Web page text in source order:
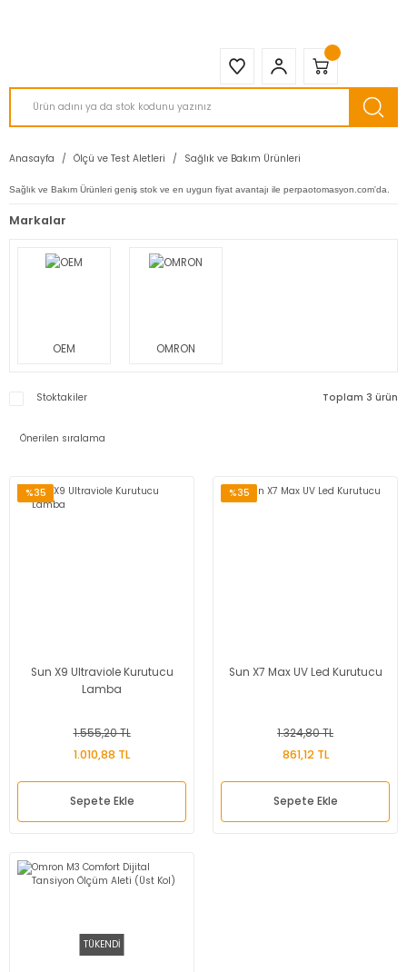
Anasayfa Ölçü ve Test Aletleri Sağlık ve Bakım Ürünleri
Sağlık ve Bakım Ürünleri geniş stok ve en uygun fiyat avantajı ile perpaotomasyon.com'da.
Markalar
OEM OMRON
Stoktakiler Toplam 3 ürün
%35
Sun X9 Ultraviole Kurutucu
Lamba
1.555,20 TL
1.010,88 TL
Sepete Ekle
%35
Sun X7 Max UV Led Kurutucu
1.324,80 TL
861,12 TL
Sepete Ekle
TÜKENDİ